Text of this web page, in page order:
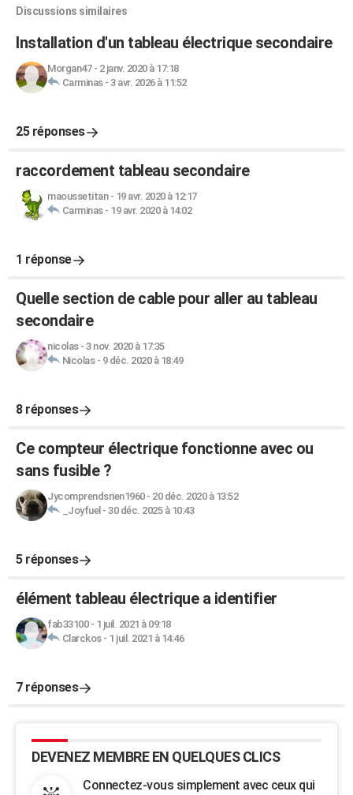
Discussions similaires
Installation d'un tableau électrique secondaire
Morgan47- 2 janv. 2020 à 17:18
Carminas- 3 avr. 2026 à 11:52
25 réponses
raccordement tableau secondaire
maoussetitan- 19 avr. 2020 à 12:17
Carminas- 19 avr. 2020 à 14:02
1 réponse
Quelle section de cable pour aller au tableau
secondaire
nicolas- 3 nov. 2020 à 17:35
Nicolas- 9 déc. 2020 à 18:49
8 réponses
Ce compteur électrique fonctionne avec ou
sans fusible ?
Jycomprendsrien1960- 20 déc. 2020 à 13:52
_Joyfuel - 30 déc. 2025 à 10:43
5 réponses
élément tableau électrique a identifier
fab33100- 1 juil. 2021 à 09:18
Clarckos- 1 juil. 2021 à 14:46
7 réponses
DEVENEZ MEMBRE EN QUELQUES CLICS
Connectez-vous simplement avec ceux qui